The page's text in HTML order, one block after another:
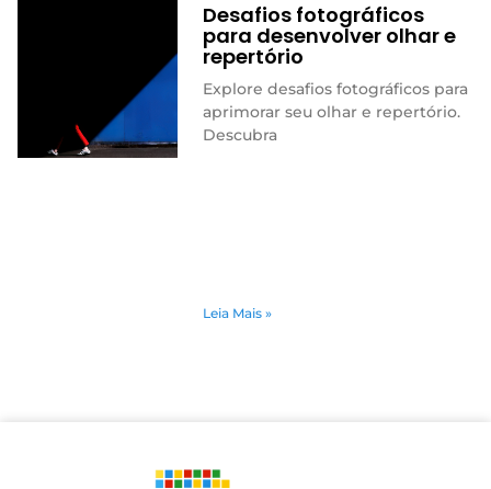
Desafios fotográficos
para desenvolver olhar e
repertório
Explore desafios fotográficos para
aprimorar seu olhar e repertório.
Descubra
Leia Mais »